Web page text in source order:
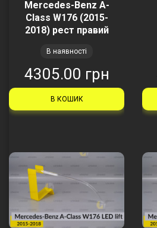
Mercedes-Benz A-
Class W176 (2015-
2018) рест правий
В наявності
4305.00 грн
В КОШИК